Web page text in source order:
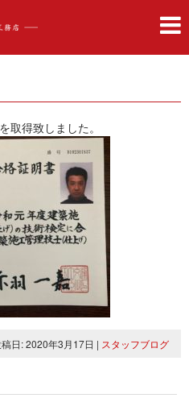
取得致しました。
日: 2020年3月17日 | スタッフブログ